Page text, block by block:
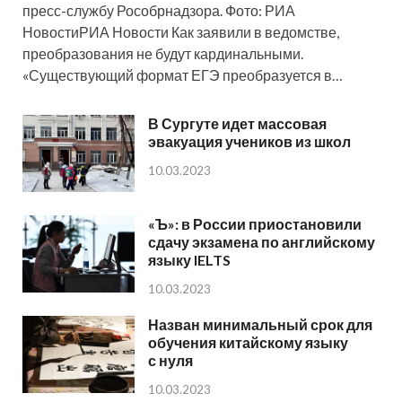
пресс-службу Рособрнадзора. Фото: РИА
НовостиРИА Новости Как заявили в ведомстве,
преобразования не будут кардинальными.
«Существующий формат ЕГЭ преобразуется в…
В Сургуте идет массовая
эвакуация учеников из школ
10.03.2023
«Ъ»: в России приостановили
сдачу экзамена по английскому
языку IELTS
10.03.2023
Назван минимальный срок для
обучения китайскому языку
с нуля
10.03.2023